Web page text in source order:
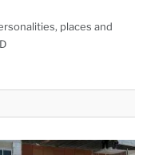
places and